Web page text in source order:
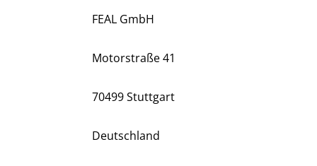
FEAL GmbH
Motorstraße 41
70499 Stuttgart
Deutschland